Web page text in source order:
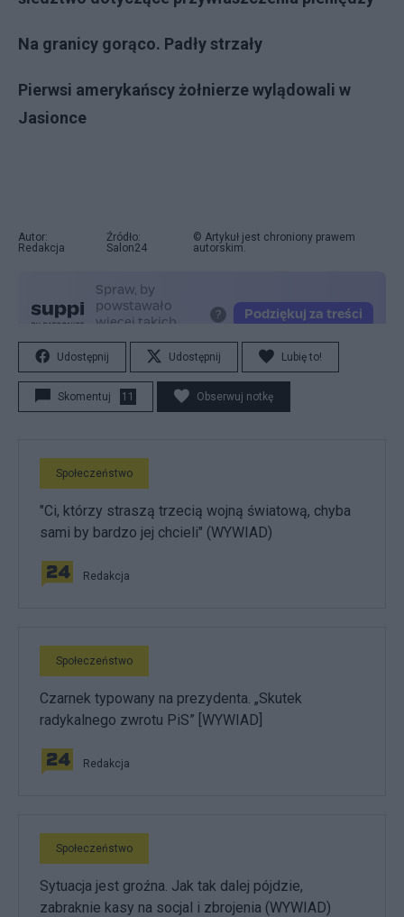
Na granicy gorąco. Padły strzały
Pierwsi amerykańscy żołnierze wylądowali w
Jasionce
Autor:
Redakcja
Źródło:
Salon24
© Artykuł jest chroniony prawem
autorskim.
Udostępnij Udostępnij Lubię to!
Skomentuj 11 Obserwuj notkę
Społeczeństwo
"Ci, którzy straszą trzecią wojną światową, chyba
sami by bardzo jej chcieli" (WYWIAD)
Redakcja
Społeczeństwo
Czarnek typowany na prezydenta. „Skutek
radykalnego zwrotu PiS” [WYWIAD]
Redakcja
Społeczeństwo
Sytuacja jest groźna. Jak tak dalej pójdzie,
zabraknie kasy na socjal i zbrojenia (WYWIAD)